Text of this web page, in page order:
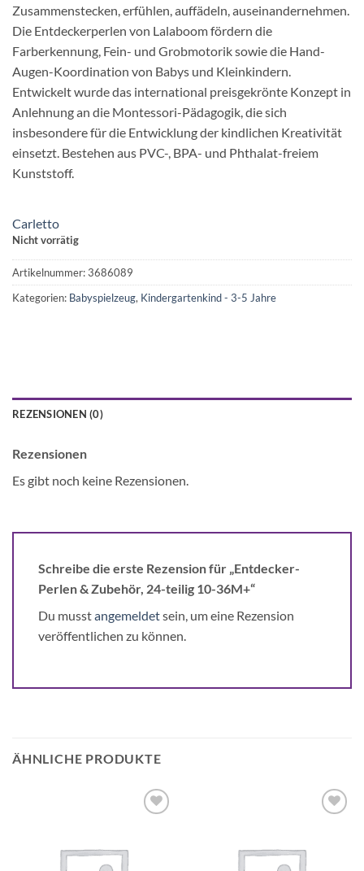
Zusammenstecken, erfühlen, auffädeln, auseinandernehmen.
Die Entdeckerperlen von Lalaboom fördern die
Farberkennung, Fein- und Grobmotorik sowie die Hand-
Augen-Koordination von Babys und Kleinkindern.
Entwickelt wurde das international preisgekrönte Konzept in
Anlehnung an die Montessori-Pädagogik, die sich
insbesondere für die Entwicklung der kindlichen Kreativität
einsetzt. Bestehen aus PVC-, BPA- und Phthalat-freiem
Kunststoff.
Carletto
Nicht vorrätig
Artikelnummer:3686089
Kategorien: Babyspielzeug, Kindergartenkind - 3-5 Jahre
REZENSIONEN (0)
Rezensionen
Es gibt noch keine Rezensionen.
Schreibe die erste Rezension für „Entdecker-
Perlen & Zubehör, 24-teilig 10-36M+“
Du musstangemeldetsein, um eine Rezension
veröffentlichen zu können.
ÄHNLICHE PRODUKTE